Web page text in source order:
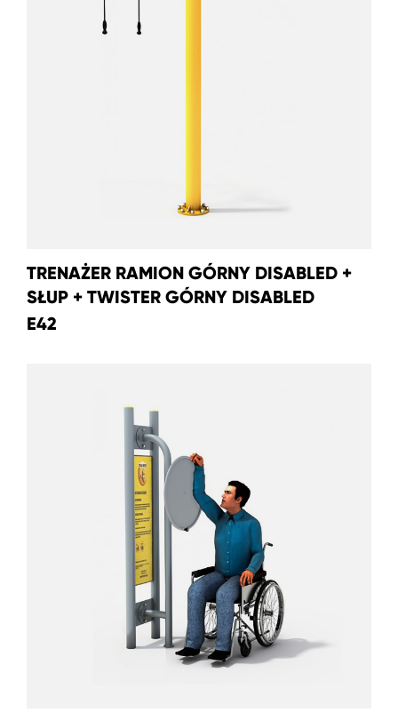
TRENAŻER RAMION GÓRNY DISABLED +
SŁUP + TWISTER GÓRNY DISABLED
E42